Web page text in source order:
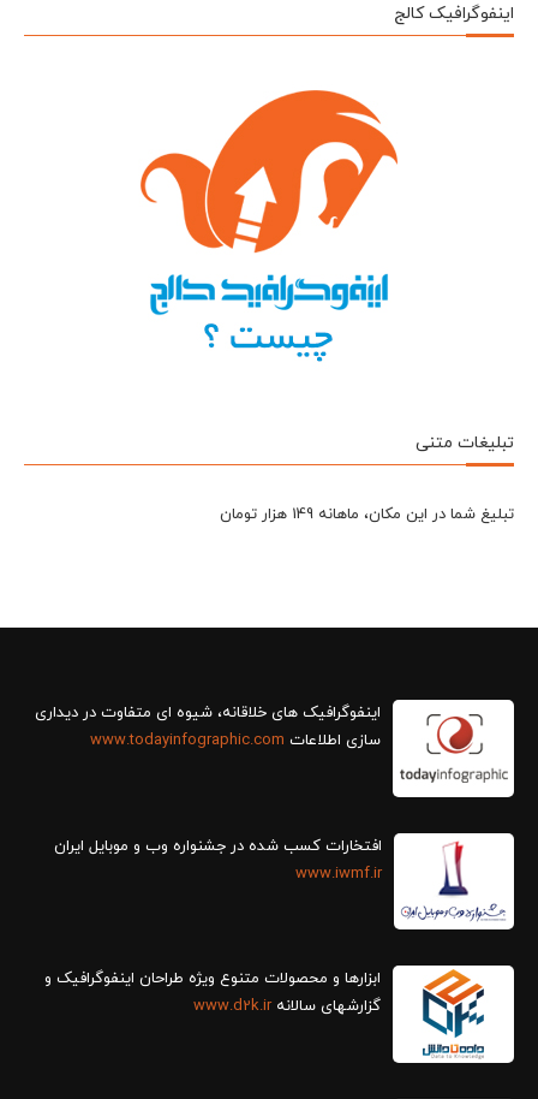
اینفوگرافیک کالج
تبلیغات متنی
تبلیغ شما در این مکان، ماهانه 149 هزار تومان
سازی اطلاعات www.todayinfographic.com
افتخارات کسب شده در جشنواره وب و موبایل ایران
www.iwmf.ir
ابزارها و محصولات متنوع ویژه طراحان اینفوگرافیک و
گزارش‎های سالانه
www.d2k.ir